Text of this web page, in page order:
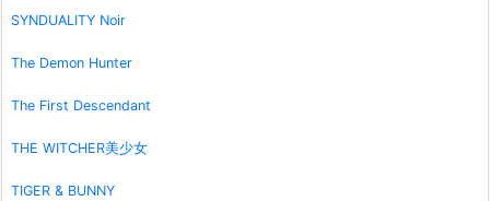
SYNDUALITY Noir
The Demon Hunter
The First Descendant
THE WITCHER美少女
TIGER & BUNNY